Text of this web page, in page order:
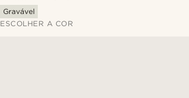
Gravável
ESCOLHER A COR